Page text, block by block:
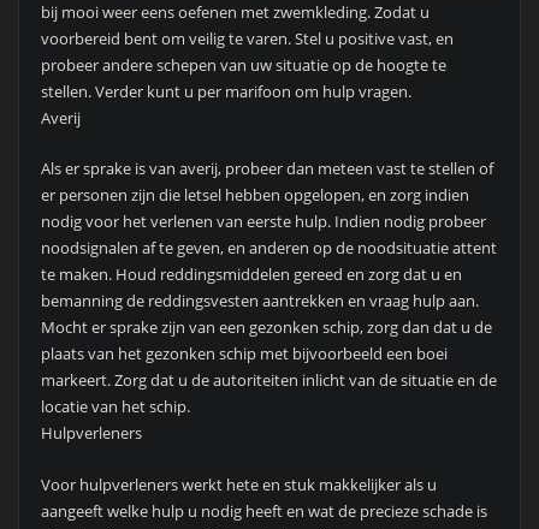
bij mooi weer eens oefenen met zwemkleding. Zodat u
voorbereid bent om veilig te varen. Stel u positive vast, en
probeer andere schepen van uw situatie op de hoogte te
stellen. Verder kunt u per marifoon om hulp vragen.
Averij
Als er sprake is van averij, probeer dan meteen vast te stellen of
er personen zijn die letsel hebben opgelopen, en zorg indien
nodig voor het verlenen van eerste hulp. Indien nodig probeer
noodsignalen af te geven, en anderen op de noodsituatie attent
te maken. Houd reddingsmiddelen gereed en zorg dat u en
bemanning de reddingsvesten aantrekken en vraag hulp aan.
Mocht er sprake zijn van een gezonken schip, zorg dan dat u de
plaats van het gezonken schip met bijvoorbeeld een boei
markeert. Zorg dat u de autoriteiten inlicht van de situatie en de
locatie van het schip.
Hulpverleners
Voor hulpverleners werkt hete en stuk makkelijker als u
aangeeft welke hulp u nodig heeft en wat de precieze schade is